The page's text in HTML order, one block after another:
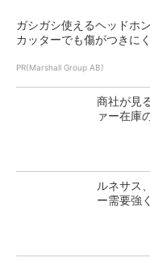
ガシガシ使えるヘッドホン
カッターでも傷がつきに
PR(Marshall Group AB)
商社が見
ァー在庫
ルネサス
ー需要強